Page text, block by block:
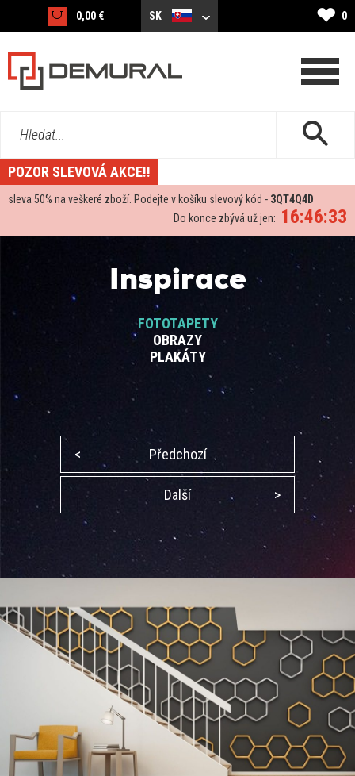
0,00 € SK ❤ 0
Hledat...
POZOR SLEVOVÁ AKCE!!
sleva 50% na veškeré zboží. Podejte v košíku slevový kód - 3QT4Q4D
16:46:33
Do konce zbývá už jen:
Inspirace
FOTOTAPETY
OBRAZY
PLAKÁTY
< Předchozí
Další >